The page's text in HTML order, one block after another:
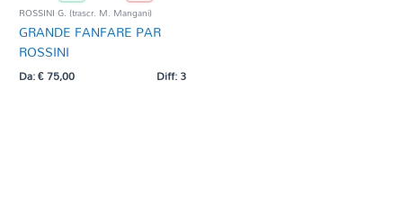
ROSSINI G. (trascr. M. Mangani)
GRANDE FANFARE PAR
ROSSINI
Da:€75,00 Diff: 3